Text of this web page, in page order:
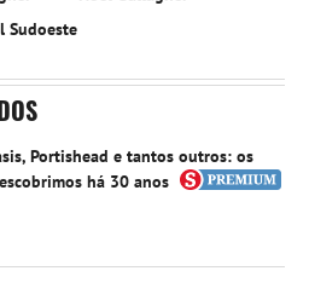
Sudoeste
Portishead e tantos outros: os
há 30 anos